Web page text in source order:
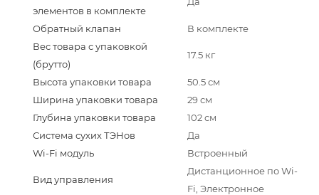
элементов в комплекте
Обратный клапан
В комплекте
Вес товара с упаковкой
(брутто)
17.5 кг
Высота упаковки товара
50.5 см
Ширина упаковки товара
29 см
Глубина упаковки товара
102 см
Система сухих ТЭНов
Да
Wi-Fi модуль
Встроенный
Вид управления
Дистанционное по Wi-
Fi, Электронное